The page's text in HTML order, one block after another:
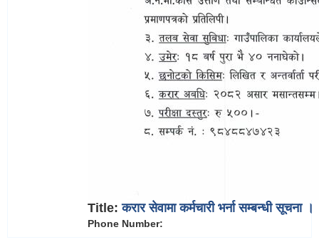
Title:करार सेवामा कर्मचारी भर्ना सम्बन्धी सूचना ।
Phone Number: